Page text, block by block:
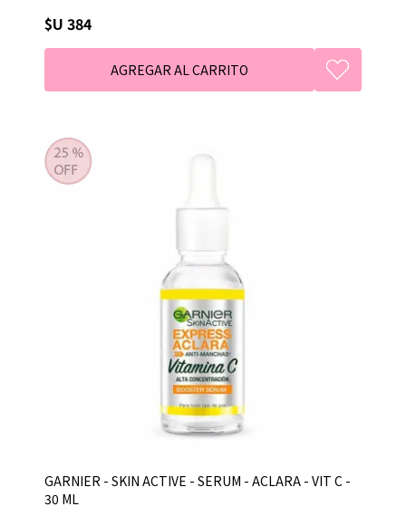
$U 384
GARNIER - SKIN ACTIVE - SERUM - ACLARA - VIT C -
30 ML